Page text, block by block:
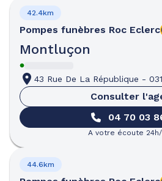
Pompes funèbres Roc Eclerc
Montluçon
42.4km
43 Rue De La République -
Consulter
04 70 03
A votre écoute
44.6km